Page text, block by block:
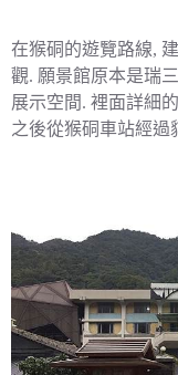
在猴硐的遊覽路線,
觀. 願景館原本是瑞
展示空間. 裡面詳細
之後從猴硐車站經過